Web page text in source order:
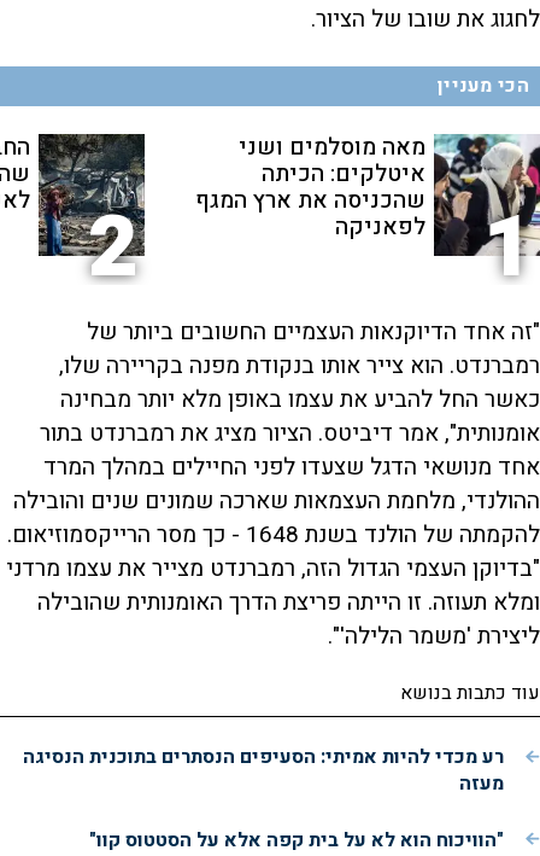
לחגוג את שובו של הציור.
הכי מעניין
1
מאה מוסלמים ושני
איטלקים: הכיתה
שהכניסה את ארץ המגף
לפאניקה 2
"זה אחד הדיוקנאות העצמיים החשובים ביותר של
רמברנדט. הוא צייר אותו בנקודת מפנה בקריירה שלו,
כאשר החל להביע את עצמו באופן מלא יותר מבחינה
אומנותית", אמר דיביטס. הציור מציג את רמברנדט בתור
אחד מנושאי הדגל שצעדו לפני החיילים במהלך המרד
ההולנדי, מלחמת העצמאות שארכה שמונים שנים והובילה
להקמתה של הולנד בשנת 1648 - כך מסר הרייקסמוזיאום.
"בדיוקן העצמי הגדול הזה, רמברנדט מצייר את עצמו מרדני
ומלא תעוזה. זו הייתה פריצת הדרך האומנותית שהובילה
ליצירת 'משמר הלילה'".
עוד כתבות בנושא
רע מכדי להיות אמיתי: הסעיפים הנסתרים בתוכנית הנסיגה
מעזה
"הוויכוח הוא לא על בית קפה אלא על הסטטוס קוו"